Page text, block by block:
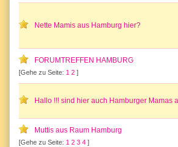
Nette Mamis aus Hamburg hier?
FORUMTREFFEN HAMBURG
[Gehe zu Seite: 1 2 ]
Hallo !!! sind hier auch Hamburger Mamas
Muttis aus Raum Hamburg
[Gehe zu Seite: 1 2 3 4 ]